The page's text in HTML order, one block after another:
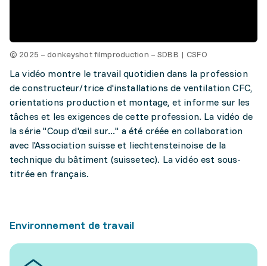
© 2025 – donkeyshot filmproduction – SDBB | CSFO
La vidéo montre le travail quotidien dans la profession
de constructeur/trice d'installations de ventilation CFC,
orientations production et montage, et informe sur les
tâches et les exigences de cette profession. La vidéo de
la série "Coup d'œil sur..." a été créée en collaboration
avec l'Association suisse et liechtensteinoise de la
technique du bâtiment (suissetec). La vidéo est sous-
titrée en français.
Environnement de travail